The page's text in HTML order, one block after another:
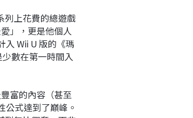
列上花費的總遊戲
」，更是他個人
入 Wii U 版的《瑪
數在第一時間入
富的內容（甚至
式達到了巔峰。